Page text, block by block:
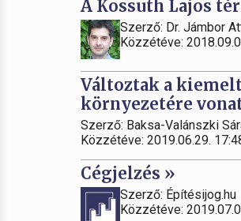
A Kossuth Lajos
Szerző: Dr. Jámbor
Közzétéve:
Változtak a
környezetére
Szerző: Baksa-Valánszki
Közzétéve: 2019.06.29.
Cégjelzés »
Szerző: Építésijog.hu
Közzétéve: